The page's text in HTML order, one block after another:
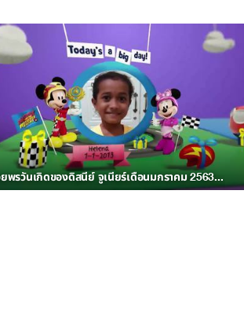
สมุดอวยพรวันเกิดของดิสนีย์ จูเนียร์เดือนมกราคม 2563 อัลบั้ม 7